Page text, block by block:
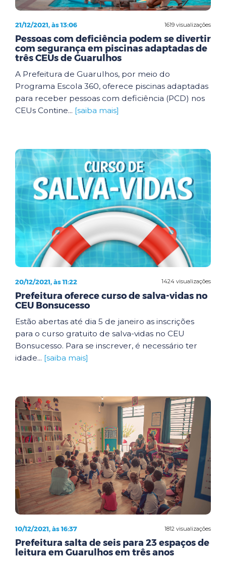
1619 visualizações
21/12/2021, às 13:06
Pessoas com deficiência podem se divertir
com segurança em piscinas adaptadas de
três CEUs de Guarulhos
A Prefeitura de Guarulhos, por meio do
Programa Escola 360, oferece piscinas adaptadas
para receber pessoas com deficiência (PCD) nos
CEUs Contine... [saiba mais]
1424 visualizações
20/12/2021, às 11:22
Prefeitura oferece curso de salva-vidas no
CEU Bonsucesso
Estão abertas até dia 5 de janeiro as inscrições
para o curso gratuito de salva-vidas no CEU
Bonsucesso. Para se inscrever, é necessário ter
idade... [saiba mais]
1812 visualizações
10/12/2021, às 16:37
Prefeitura salta de seis para 23 espaços de
leitura em Guarulhos em três anos